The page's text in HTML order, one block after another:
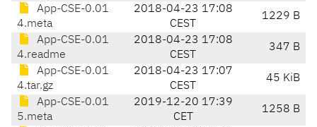
App-CSE-0.01
4.meta
2018-04-23 17:08
CEST
1229 B
App-CSE-0.01
4.readme
2018-04-23 17:08
CEST
347 B
App-CSE-0.01
4.tar.gz
2018-04-23 17:07
CEST
45 KiB
App-CSE-0.01
5.meta
2019-12-20 17:39
CET
1258 B